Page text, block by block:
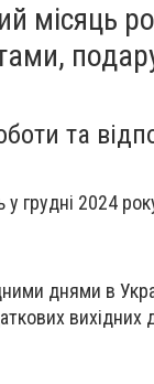
місяць
та
грудні 2024
днями в
вихідних